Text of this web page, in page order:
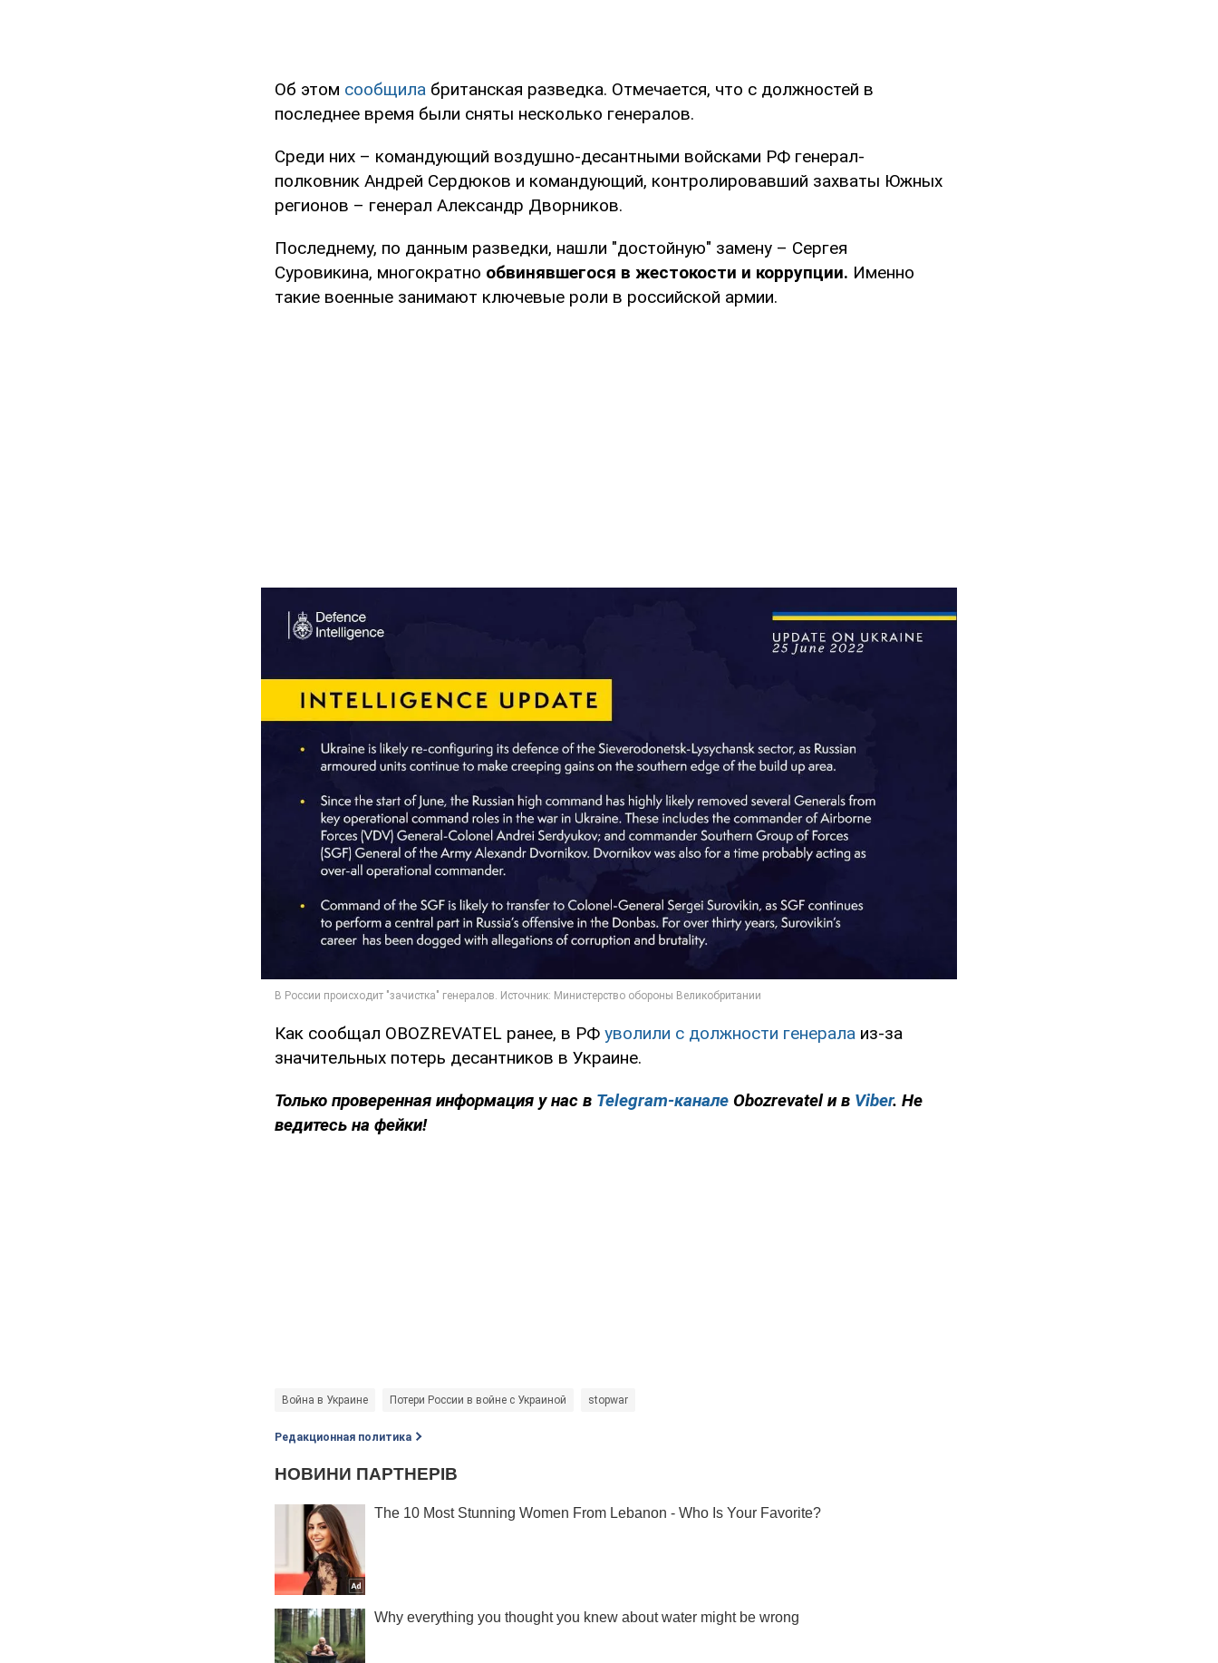
Об этом сообщила британская разведка. Отмечается, что с должностей в
последнее время были сняты несколько генералов.
Среди них – командующий воздушно-десантными войсками РФ генерал-
полковник Андрей Сердюков и командующий, контролировавший захваты Южных
регионов – генерал Александр Дворников.
Последнему, по данным разведки, нашли "достойную" замену – Сергея
Суровикина, многократно обвинявшегося в жестокости и коррупции. Именно
такие военные занимают ключевые роли в российской армии.
Как сообщал OBOZREVATEL ранее, в РФ уволили с должности генерала из-за
значительных потерь десантников в Украине.
Только проверенная информация у нас в Telegram-канале Obozrevatel и в Viber. Не
ведитесь на фейки!
Война в Украине Потери России в войне с Украиной stopwar
Редакционная политика